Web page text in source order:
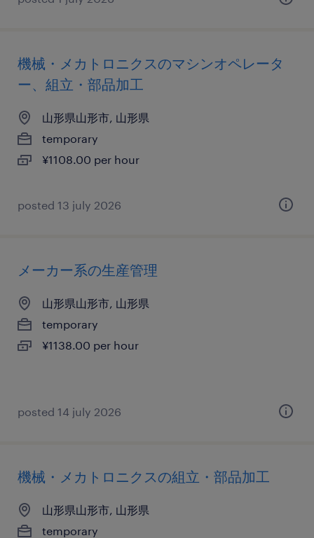
機械・メカトロニクスのマシンオペレータ
ー、組立・部品加工
山形県山形市, 山形県
temporary
¥1108.00 per hour
posted 13 july 2026
メーカー系の生産管理
山形県山形市, 山形県
temporary
¥1138.00 per hour
posted 14 july 2026
機械・メカトロニクスの組立・部品加工
山形県山形市, 山形県
temporary